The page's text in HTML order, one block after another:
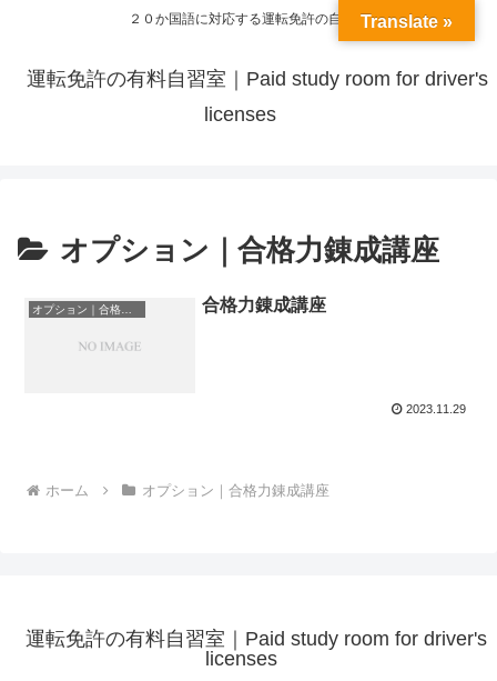
２０か国語に対応する運転免許の自習室
運転免許の有料自習室｜Paid study room for driver's
licenses
オプション｜合格力錬成講座
オプション｜合格力錬成講座 合格力錬成講座
2023.11.29
ホーム オプション｜合格力錬成講座
運転免許の有料自習室｜Paid study room for driver's
licenses
Translate »